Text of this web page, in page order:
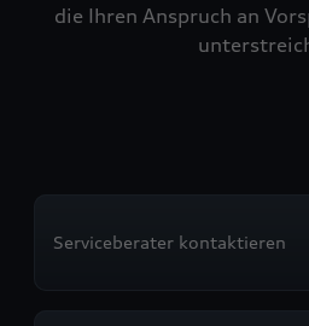
die Ihren Anspruch an
Serviceberater kontaktieren